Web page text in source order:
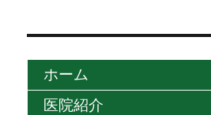
ホーム
医院紹介